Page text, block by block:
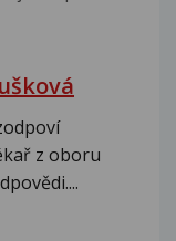
z oboru